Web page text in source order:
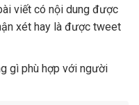
viết có nội dung được
xét hay là được tweet
gì phù hợp với người